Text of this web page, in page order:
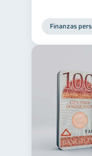
Finanzas